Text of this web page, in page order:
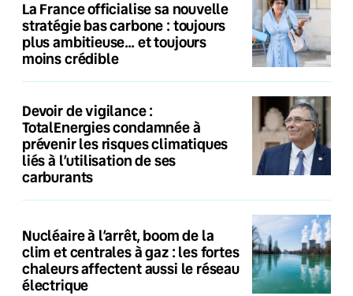
La France officialise sa nouvelle
stratégie bas carbone : toujours
plus ambitieuse… et toujours
moins crédible
Devoir de vigilance :
TotalEnergies condamnée à
prévenir les risques climatiques
liés à l’utilisation de ses
carburants
Nucléaire à l’arrêt, boom de la
clim et centrales à gaz : les fortes
chaleurs affectent aussi le réseau
électrique